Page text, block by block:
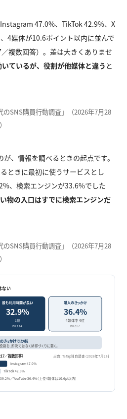
47.0%、TikTok 42.9%、X
4媒体が10.6ポイント以内に並んで
複数回答）。差は大きくありませ
ているが、役割が他媒体と違う と
のSNS購買行動調査」（2026年7月28
、情報を調べるときの起点です。
ときに最初に使うサービスとし
、検索エンジンが33.6%でした
物の入口はすでに検索エンジンだ
のSNS購買行動調査」（2026年7月28
ない
最も利用時間が長い
32.9%
1位
n=334
購入のきっかけ
36.4%
4媒体中 4位
n=217
きっかけでは4位
割を、即決ではなく納得づくりに置く。
／複数回答）
Instagram 47.0%
TikTok 42.9%
39.2%／YouTube 36.4%（上位4媒体は10.6pt以内）
出典：TaTap独自調査（2026年7月28日／n=363）